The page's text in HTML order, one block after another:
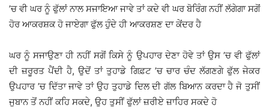
’ਚ ਵੀ ਘਰ ਨੂੰ ਫੁੱਲਾਂ ਨਾਲ ਸਜਾਇਆ ਜਾਵੇ ਤਾਂ ਕਦੇ ਵੀ ਘਰ ਬੋਰਿੰਗ ਨਹੀਂ ਲੱਗੇਗਾ ਸਗੋਂ
ਹੋਰ ਆਕਰਸ਼ਕ ਹੋ ਜਾਏਗਾ ਫੁੱਲ ਹੁੰਦੇ ਹੀ ਆਕਰਸ਼ਣ ਦਾ ਕੇਂਦਰ ਹੈ
ਘਰ ਨੂੰ ਸਜਾਉਣਾ ਹੀ ਨਹੀਂ ਸਗੋਂ ਕਿਸੇ ਨੂੰ ਉਪਹਾਰ ਦੇਣਾ ਹੋਵੇ ਤਾਂ ਉਸ ’ਚ ਵੀ ਫੁੱਲਾਂ
ਦੀ ਜ਼ਰੂਰਤ ਪੈਂਦੀ ਹੈ, ਉਦੋਂ ਤਾਂ ਤੁਹਾਡੇ ਗਿਫ਼ਟ ’ਚ ਚਾਰ ਚੰਦ ਲੱਗਣਗੇ ਫੁੱਲ ਜੇਕਰ
ਉਪਹਾਰ ’ਚ ਦਿੱਤਾ ਜਾਵੇ ਤਾਂ ਉਹ ਤੁਹਾਡੇ ਦਿਲ ਦੀ ਗੱਲ ਬਿਆਨ ਕਰਦਾ ਹੈ ਜੋ ਤੁਸੀਂ
ਜੁਬਾਨ ਤੋਂ ਨਹੀਂ ਕਹਿ ਸਕਦੇ, ਉਹ ਤੁਸੀਂ ਫੁੱਲਾਂ ਜ਼ਰੀਏ ਜ਼ਾਹਿਰ ਸਕਦੇ ਹੋ